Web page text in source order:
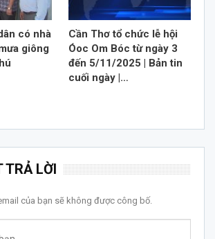
có nhà
giông
Cần Thơ tổ chức lễ hội
Óoc Om Bóc từ ngày 3
đến 5/11/2025 | Bản tin
cuối ngày |…
TRẢ LỜI
của bạn sẽ không được công bố.